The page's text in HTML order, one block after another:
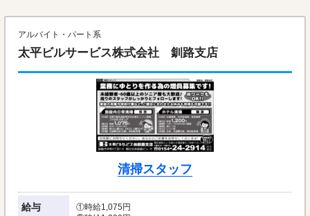
アルバイト・パート系
太平ビルサービス株式会社 釧路支店
清掃スタッフ
給与
①時給1,075円